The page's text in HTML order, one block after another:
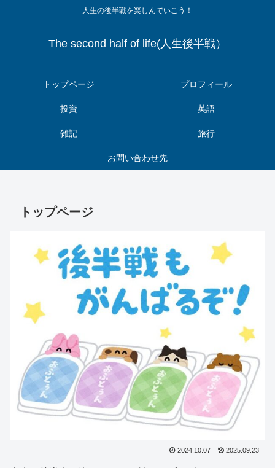
人生の後半戦を楽しんでいこう！
The second half of life(人生後半戦）
トップページ プロフィール
投資 英語
雑記 旅行
お問い合わせ先
トップページ
2024.10.07 2025.09.23